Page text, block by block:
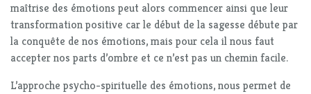
maîtrise des émotions peut alors commencer ainsi que leur
transformation positive car le début de la sagesse débute par
la conquête de nos émotions, mais pour cela il nous faut
accepter nos parts d’ombre et ce n’est pas un chemin facile.
L’approche psycho-spirituelle des émotions, nous permet de